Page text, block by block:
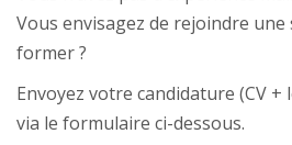
Vous envisagez de rejoindre une
former ?
Envoyez votre candidature (CV
via le formulaire ci-dessous.